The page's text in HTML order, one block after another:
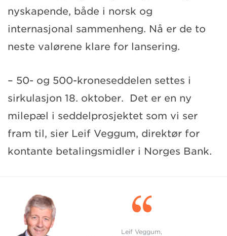
nyskapende, både i norsk og
internasjonal sammenheng. Nå er de to
neste valørene klare for lansering.
– 50- og 500-kroneseddelen settes i
sirkulasjon 18. oktober. Det er en ny
milepæl i seddelprosjektet som vi ser
fram til, sier Leif Veggum, direktør for
kontante betalingsmidler i Norges Bank.

Leif Veggum,